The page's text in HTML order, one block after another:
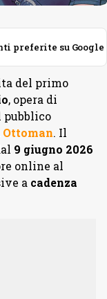
preferite su Google
del primo
, opera di
pubblico
Ottoman. Il
9 giugno 2026
online al
a cadenza